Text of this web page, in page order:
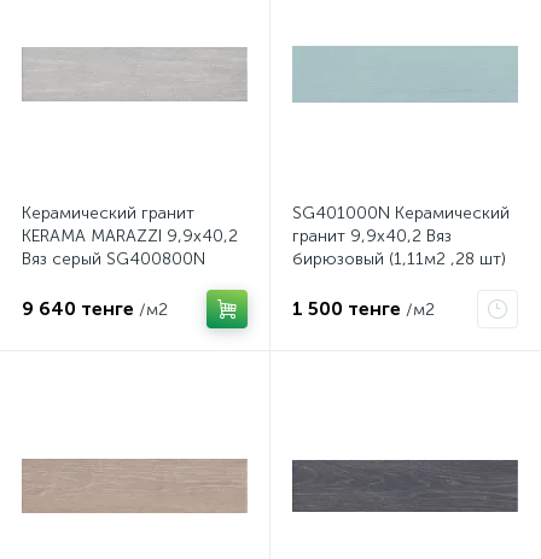
Керамический гранит
KERAMA MARAZZI 9,9х40,2
Вяз серый SG400800N
9 640 тенге /м2
SG401000N Керамический
гранит 9,9х40,2 Вяз
бирюзовый (1,11м2 ,28 шт)
1 500 тенге /м2